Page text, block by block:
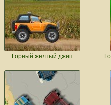
Горный желтый джип